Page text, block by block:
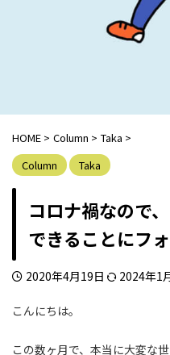
HOME > Column > Taka >
Column
Taka
コロナ禍なので
できることにフ
2020年4月19日 2024年1
こんにちは。
この数ヶ月で、本当に大変な